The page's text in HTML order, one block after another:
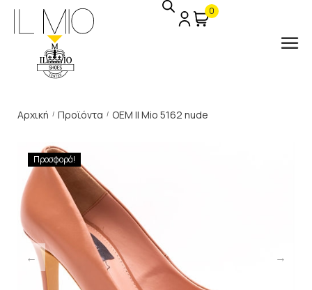
0
Αρχική / Προϊόντα / OEM Il Mio 5162 nude
Προσφορά!